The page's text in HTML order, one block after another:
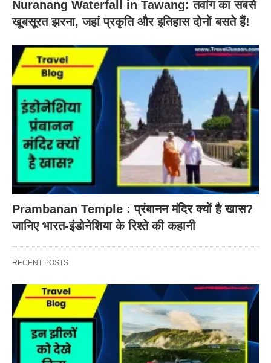
Nuranang Waterfall in Tawang: तवांग का सबसे
खूबसूरत झरना, जहां प्रकृति और इतिहास दोनों बसते हैं!
Prambanan Temple : प्रंबानन मंदिर क्यों है खास?
जानिए भारत-इंडोनेशिया के रिश्ते की कहानी
RECENT POSTS